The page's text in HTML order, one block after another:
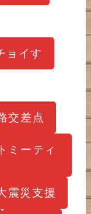
ョイす
交差点
ミーティ
震災支援